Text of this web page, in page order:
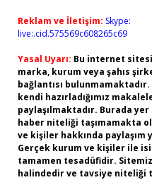
Reklam ve İletişim: Skype:
live:.cid.575569c608265c69
Yasal Uyarı: Bu internet
marka, kurum veya şahıs
bağlantısı
kendi hazırladığımız
paylaşılmaktadır. Burada
haber niteliği taşımamakta
ve kişiler hakkında paylaşım
Gerçek kurum ve kişiler ile
tamamen tesadüfidir.
halindedir ve tavsiye niteliği